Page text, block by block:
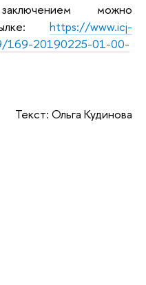
можно
https://www.icj-
169-20190225-01-00-
Текст: Ольга Кудинова